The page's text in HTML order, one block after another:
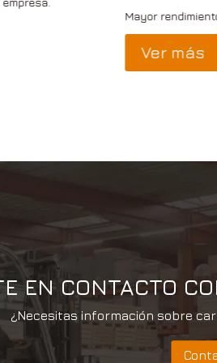
Mayor
Ver más
EN CONTACTO
¿Necesitas información sobre